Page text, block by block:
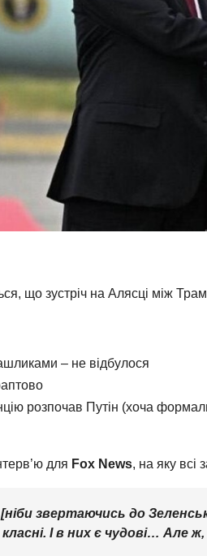
що зустріч на Алясці між
– не відбулося
розпочав Путін (хоча
для Fox News, на яку всі
звертаючись до
класні. І в них є чудові… Але